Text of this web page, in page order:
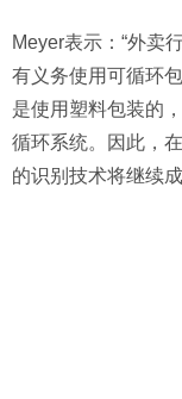
Meyer表示：“外卖
有义务使用可循环
是使用塑料包装的
循环系统。因此，
的识别技术将继续